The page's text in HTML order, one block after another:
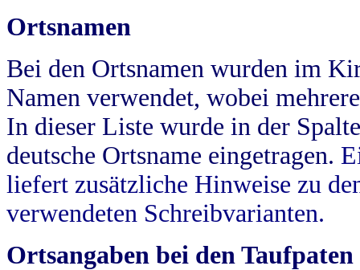
Ortsnamen
Bei den Ortsnamen wurden im
Namen verwendet, wobei
In dieser Liste wurde in der
deutsche Ortsname eingetragen.
liefert zusätzliche Hinweise zu
verwendeten Schreibvarianten.
Ortsangaben bei den Taufpaten